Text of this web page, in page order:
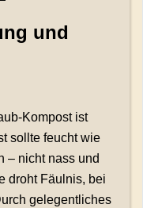
und
Kompost ist
sollte feucht wie
– nicht nass und
droht Fäulnis, bei
gelegentliches